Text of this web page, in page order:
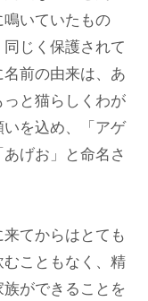
いていたもの
じく保護されて
前の由来は、あ
と猫らしくわが
を込め、「アゲ
げお」と命名さ
てからはとても
こともなく、精
ができることを